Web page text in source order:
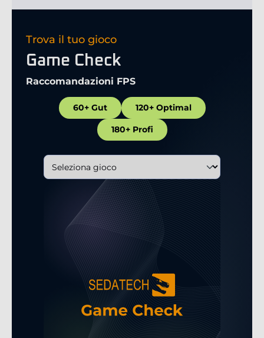
Trova il tuo gioco
Game Check
Raccomandazioni FPS
60+ Gut 120+ Optimal
180+ Profi